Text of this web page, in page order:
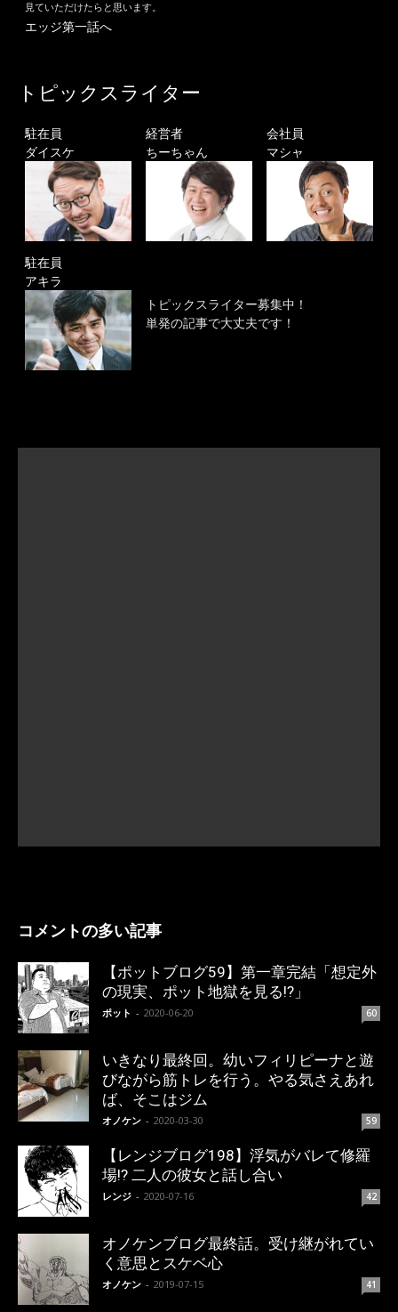
見ていただけたらと思います。
エッジ第一話へ
トピックスライター
駐在員
ダイスケ
経営者
ちーちゃん
会社員
マシャ
駐在員
アキラ
トピックスライター募集中！
単発の記事で大丈夫です！
コメントの多い記事
【ポットブログ59】第一章完結「想定外
の現実、ポット地獄を見る!?」
ポット - 2020-06-20 60
いきなり最終回。幼いフィリピーナと遊
びながら筋トレを行う。やる気さえあれ
ば、そこはジム
オノケン - 2020-03-30 59
【レンジブログ198】浮気がバレて修羅
場!? 二人の彼女と話し合い
レンジ - 2020-07-16 42
オノケンブログ最終話。受け継がれてい
く意思とスケベ心
オノケン - 2019-07-15 41